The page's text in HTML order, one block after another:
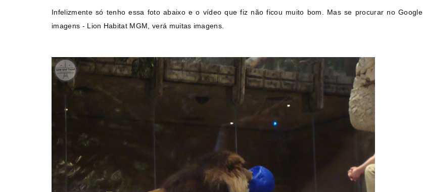
Infelizmente só tenho essa foto abaixo e o vídeo que fiz não ficou muito bom. Mas se procurar no Google
imagens - Lion Habitat MGM, verá muitas imagens.